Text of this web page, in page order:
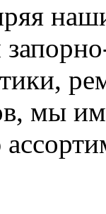
мы